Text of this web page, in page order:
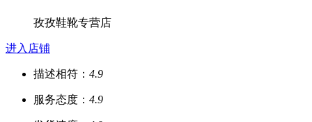
孜孜鞋靴专营店
进入店铺
描述相符： 4.9
服务态度： 4.9